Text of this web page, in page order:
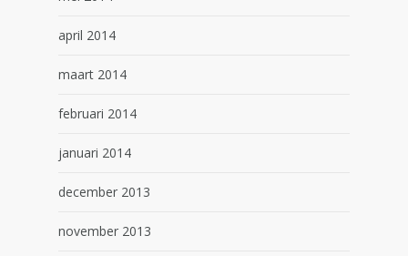
april 2014
maart 2014
februari 2014
januari 2014
december 2013
november 2013